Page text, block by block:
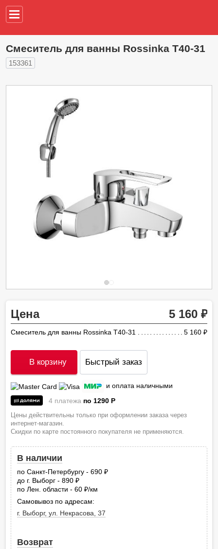
Смеситель для ванны Rossinka T40-31
153361
Цена 5 160
Смеситель для ванны Rossinka T40-31 5 160
В корзину Быстрый заказ
и оплата наличными
4 платежа по 1290 P
Цены действительны только при оформлении заказа через
интернет-магазин.
Скидки по карте постоянного покупателя не применяются.
В наличии
по Санкт-Петербургу - 690
до г. Выборг - 890
по Лен. области - 60
руб.
/км
Самовывоз по адресам:
г. Выборг, ул. Некрасова, 37
Возврат